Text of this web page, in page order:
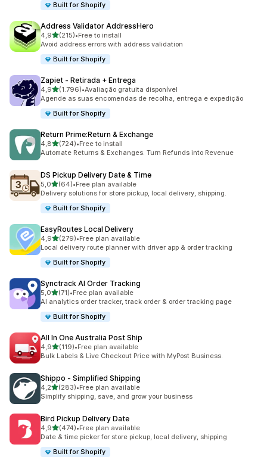
Built for Shopify
Address Validator AddressHero
4,9de 5 estrelas
(215)
215 total de avaliações
•Free to install
Avoid address errors with address validation
Built for Shopify
Zapiet ‑ Retirada + Entrega
4,9de 5 estrelas
(1.796)
1796 total de avaliações
•Avaliação gratuita disponível
Agende as suas encomendas de recolha, entrega e expedição
Built for Shopify
Return Prime:Return & Exchange
4,8de 5 estrelas
(724)
724 total de avaliações
•Free to install
Automate Returns & Exchanges. Turn Refunds into Revenue
DS Pickup Delivery Date & Time
5,0de 5 estrelas
(64)
64 total de avaliações
•Free plan available
Delivery solutions for store pickup, local delivery, shipping.
Built for Shopify
EasyRoutes Local Delivery
4,9de 5 estrelas
(279)
279 total de avaliações
•Free plan available
Local delivery route planner with driver app & order tracking
Built for Shopify
Synctrack AI Order Tracking
5,0de 5 estrelas
(71)
71 total de avaliações
•Free plan available
AI analytics order tracker, track order & order tracking page
Built for Shopify
All In One Australia Post Ship
4,9de 5 estrelas
(119)
119 total de avaliações
•Free plan available
Bulk Labels & Live Checkout Price with MyPost Business.
Shippo ‑ Simplified Shipping
4,2de 5 estrelas
(283)
283 total de avaliações
•Free plan available
Simplify shipping, save, and grow your business
Bird Pickup Delivery Date
4,9de 5 estrelas
(474)
474 total de avaliações
•Free plan available
Date & time picker for store pickup, local delivery, shipping
Built for Shopify